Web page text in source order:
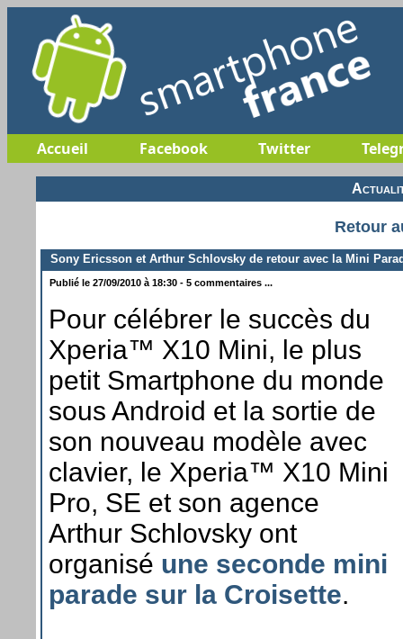
Accueil Facebook Twitter
Retour
Sony Ericsson et Arthur Schlovsky de retour avec la Mini
Publié le 27/09/2010 à 18:30 - 5 commentaires ...
Pour célébrer le succès du
Xperia™ X10 Mini, le plus
petit Smartphone du monde
sous Android et la sortie de
son nouveau modèle avec
clavier, le Xperia™ X10 Mini
Pro, SE et son agence
Arthur Schlovsky ont
organisé une seconde mini
parade sur la Croisette.